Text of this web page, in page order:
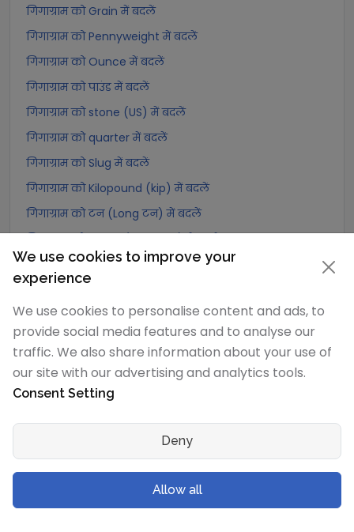
गिगाग्राम को Grain में बदलें
गिगाग्राम को Pennyweight में बदलें
गिगाग्राम को Ounce में बदलें
गिगाग्राम को पाउंड में बदलें
गिगाग्राम को stone (US) में बदलें
गिगाग्राम को quarter में बदलें
गिगाग्राम को Slug में बदलें
गिगाग्राम को Kilopound (kip) में बदलें
गिगाग्राम को टन (Long टन) में बदलें
गिगाग्राम को Tonne (Metric टन) में बदलें
गिगाग्राम को Quintal (metric) में बदलें
गिगाग्राम को Hundredweight (metric) में बदलें
गिगाग्राम को Kiloton (metric) में बदलें
गिगाग्राम को Carat में बदलें
गिगाग्राम को Atomic mass unit में बदलें
गिगाग्राम को Dalton में बदलें
गिगाग्राम को Electron mass (rest) में बदलें
We use cookies to improve your
experience
We use cookies to personalise content and ads, to
provide social media features and to analyse our
traffic. We also share information about your use of
our site with our advertising and analytics tools.
Consent Setting
Deny
Allow all